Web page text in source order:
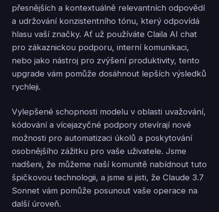
přesnějších a kontextuálně relevantních odpovědí
a udržování konzistentního tónu, který odpovídá
hlasu vaší značky. Ať už používáte Claila AI chat
pro zákaznickou podporu, interní komunikaci,
nebo jako nástroj pro zvýšení produktivity, tento
upgrade vám pomůže dosáhnout lepších výsledků
rychleji.
Vylepšené schopnosti modelu v oblasti uvažování,
kódování a vícejazyčné podpory otevírají nové
možnosti pro automatizaci úkolů a poskytování
osobnějšího zážitku pro vaše uživatele. Jsme
nadšeni, že můžeme naší komunitě nabídnout tuto
špičkovou technologii, a jsme si jisti, že Claude 3.7
Sonnet vám pomůže posunout vaše operace na
další úroveň.